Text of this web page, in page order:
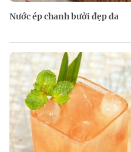
Nước ép chanh bưởi đẹp da